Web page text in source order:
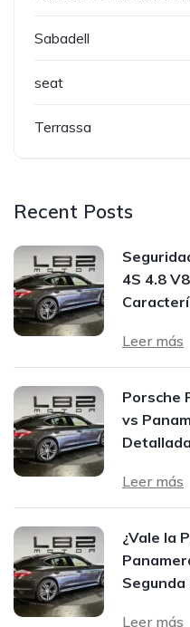
Sabadell
seat
Terrassa
Recent Posts
4S 4.8
Leer más
Porsche
vs
Detallada
Leer más
¿Vale la
Segunda
Leer más